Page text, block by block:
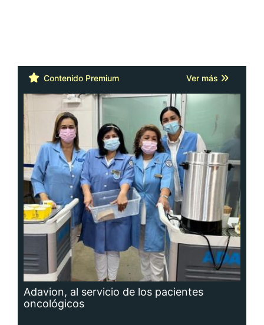
Contenido Premium Ver más
Adavion, al servicio de los pacientes
oncológicos